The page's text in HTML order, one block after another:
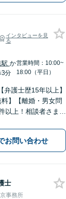
インタビューを見
る
か
3分
営業時間：10:00~
18:00（平日）
弁護士歴15年以上】
料】【離婚・男女問
以上！相談者さまが
級非該当から高次
額賠償まで解決実
お問い合わせ
士
事務所